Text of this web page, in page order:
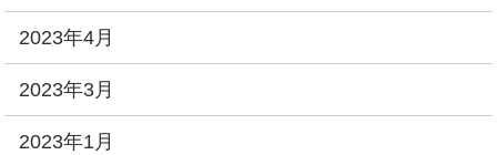
2023年4月
2023年3月
2023年1月